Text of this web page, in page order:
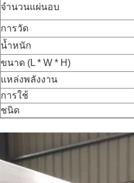
จำนวนแผ่นอบ
การวัด
น้ำหนัก
ขนาด (L * W * H)
แหล่งพลังงาน
การใช้
ชนิด